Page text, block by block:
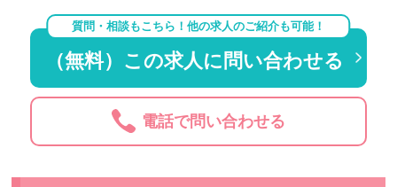
質問・相談もこちら！他の求人のご紹介も可能！
（無料）この求人に問い合わせる
電話で問い合わせる